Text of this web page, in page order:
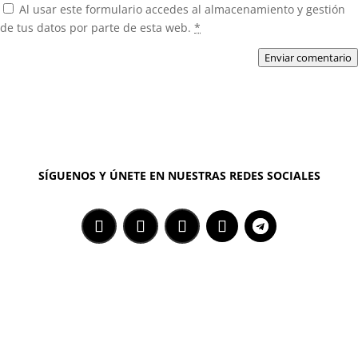
Al usar este formulario accedes al almacenamiento y gestión
de tus datos por parte de esta web. *
Enviar comentario
SÍGUENOS Y ÚNETE EN NUESTRAS REDES SOCIALES